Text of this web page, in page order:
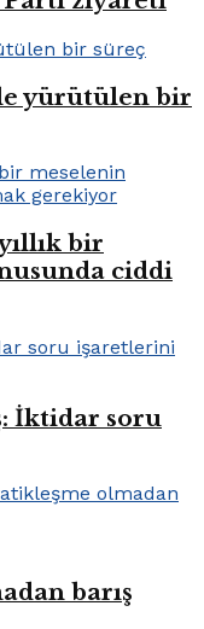
yürütülen bir
bir
ciddi
İktidar soru
barış